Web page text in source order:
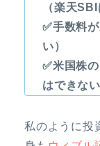
（楽天
✅手数料
い）
✅米国株
はできない
私のように投